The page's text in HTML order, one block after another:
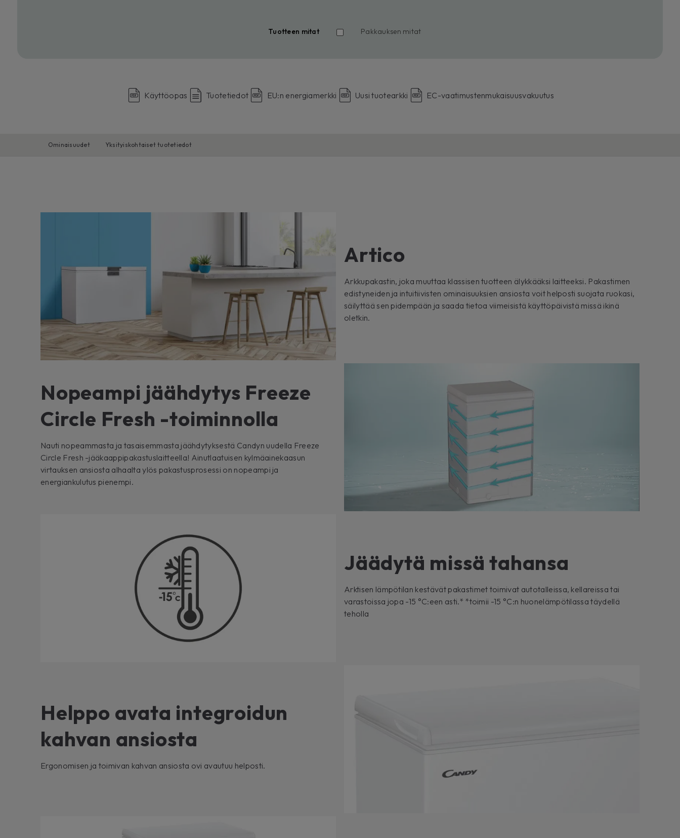
Tuotteen mitat Pakkauksen mitat
Käyttöopas Tuotetiedot EU:n energiamerkki Uusi tuotearkki EC-vaatimustenmukaisuusvakuutus
Ominaisuudet Yksityiskohtaiset tuotetiedot
Artico
Arkkupakastin, joka muuttaa klassisen tuotteen älykkääksi laitteeksi. Pakastimen
edistyneiden ja intuitiivisten ominaisuuksien ansiosta voit helposti suojata ruokasi,
säilyttää sen pidempään ja saada tietoa viimeisistä käyttöpäivistä missä ikinä
oletkin.
Nopeampi jäähdytys Freeze
Circle Fresh -toiminnolla
Nauti nopeammasta ja tasaisemmasta jäähdytyksestä Candyn uudella Freeze
Circle Fresh -jääkaappipakastuslaitteella! Ainutlaatuisen kylmäainekaasun
virtauksen ansiosta alhaalta ylös pakastusprosessi on nopeampi ja
energiankulutus pienempi.
Jäädytä missä tahansa
Arktisen lämpötilan kestävät pakastimet toimivat autotalleissa, kellareissa tai
varastoissa jopa -15 °C:een asti.* *toimii -15 °C:n huonelämpötilassa täydellä
teholla
Helppo avata integroidun
kahvan ansiosta
Ergonomisen ja toimivan kahvan ansiosta ovi avautuu helposti.